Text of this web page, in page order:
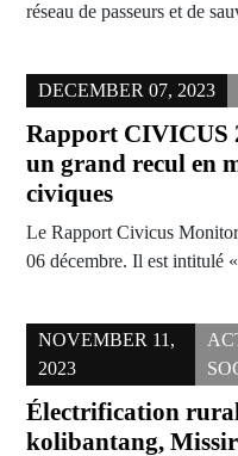
réseau de passeurs et de
DECEMBER 07, 2023
Rapport CIVICUS
un grand recul en
civiques
Le Rapport Civicus
06 décembre. Il est intitulé
NOVEMBER 11,
2023
Électrification
kolibantang,